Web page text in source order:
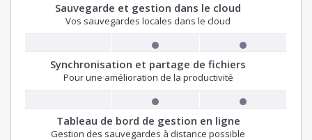
Sauvegarde et gestion dans le cloud
Vos sauvegardes locales dans le cloud
Synchronisation et partage de fichiers
Pour une amélioration de la productivité
Tableau de bord de gestion en ligne
Gestion des sauvegardes à distance possible